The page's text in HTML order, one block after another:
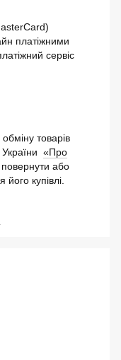
платіжними
сервіс
товарів
«Про
або
купівлі.